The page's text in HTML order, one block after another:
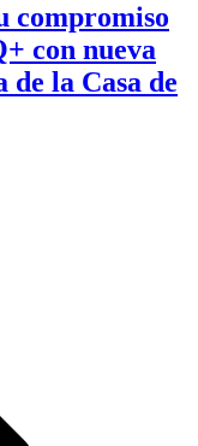
compromiso
con nueva
la Casa de